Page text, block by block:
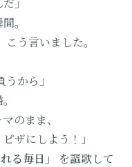
。
こう言いました。
うから」
のまま、
ピザにしよう！」
る毎日」
を謳歌して